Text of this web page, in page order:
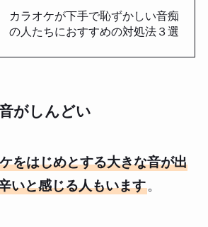
カラオケが下手で恥ずかしい音痴
の人たちにおすすめの対処法３選
がしんどい
をはじめとする大きな音が出
いと感じる人もいます。